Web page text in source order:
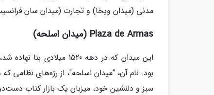
مدنی (میدان ویخا) و تجارت (میدان سان
Plaza de Armas (میدان اسلحه)
این میدان که در دهه
بود. نام آن، "میدان اسلحه"، از رژه‌های نظامی
سبز و دلنشین خود، میزبان یک بازار کتاب